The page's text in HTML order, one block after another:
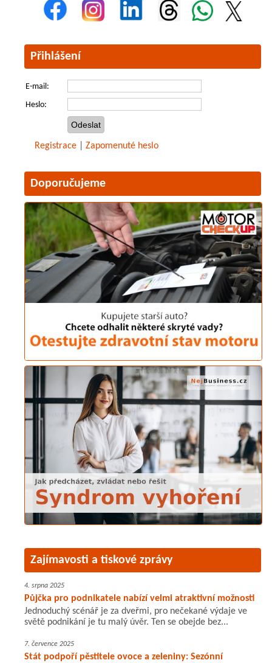
Přihlášení
E-mail:
Heslo:
Registrace Zapomenuté heslo
Doporučujeme
Zajímavosti a tiskové zprávy
4. srpna 2025
Půjčka pro podnikatele nabízí velmi atraktivní možnosti
Jednoduchý scénář je za dveřmi, pro nečekané výdaje ve
světě podnikání je tu malý úvěr. Ten se obejde bez...
7. července 2025
Stát podpoří pěstitele ovoce a zeleniny: Sezónní